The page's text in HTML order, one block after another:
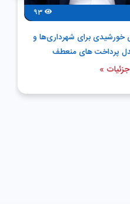
93
خورشیدی برای شهرداری‌ها و
پرداخت های منعطف
»